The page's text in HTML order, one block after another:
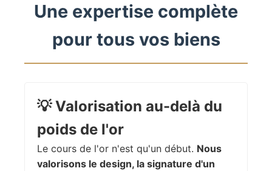
Une expertise complète
pour tous vos biens
💡Valorisation au-delà du
poids de l'or
Le cours de l'or n'est qu'un début. Nous
valorisons le design, la signature d'un